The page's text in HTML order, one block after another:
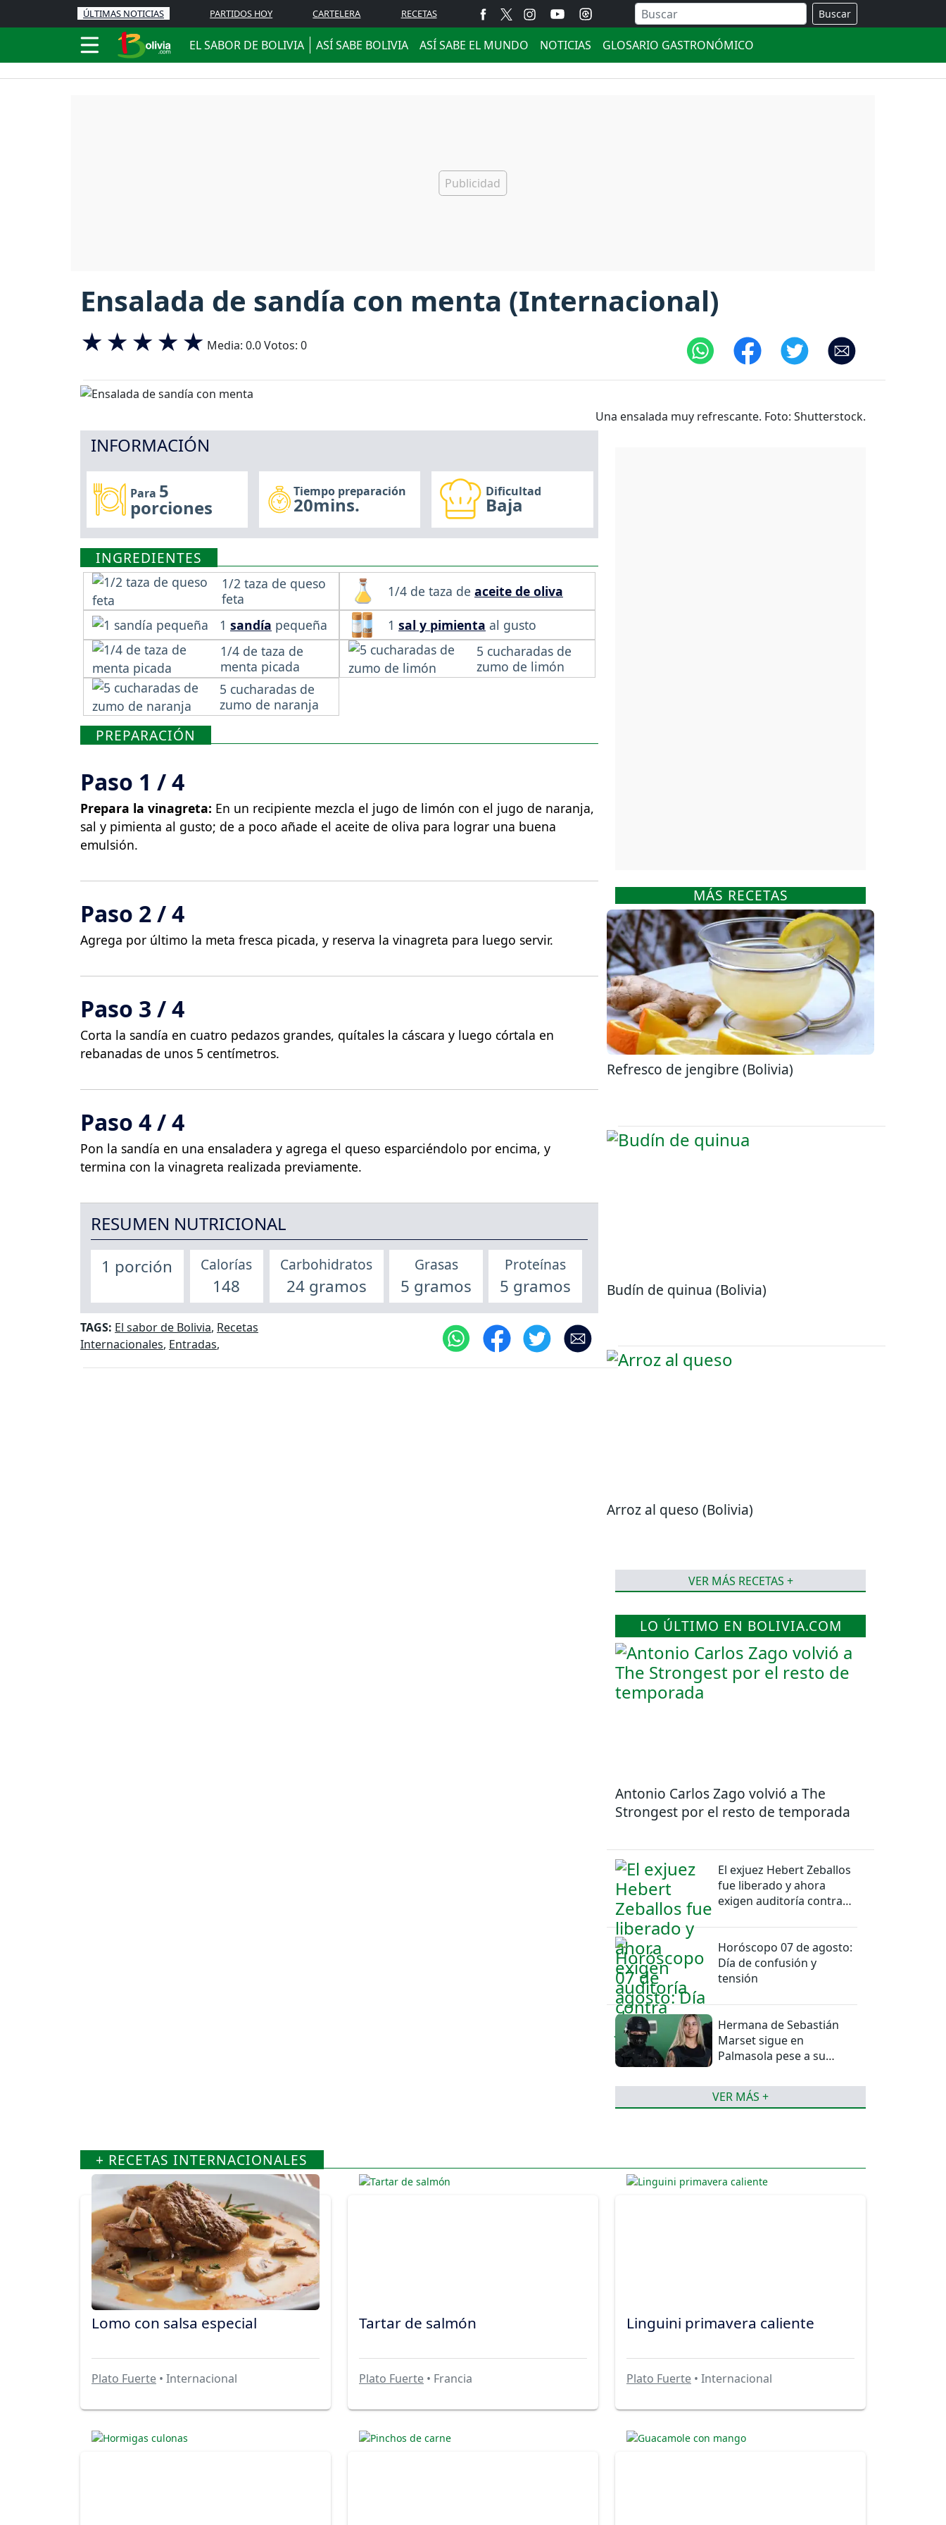
ÚLTIMAS NOTICIAS PARTIDOS HOY CARTELERA RECETAS Buscar
EL SABOR DE BOLIVIA ASÍ SABE BOLIVIA ASÍ SABE EL MUNDO NOTICIAS GLOSARIO GASTRONÓMICO
Ensalada de sandía con menta (Internacional)
Media: 0.0Votos: 0
Una ensalada muy refrescante. Foto: Shutterstock.
INFORMACIÓN
Para 5
porciones
Tiempo preparación
20mins.
Dificultad
Baja
INGREDIENTES
1/2 taza de queso
feta
1/4 de taza de aceite de oliva
1 sandía pequeña 1 sal y pimienta al gusto
1/4 de taza de
menta picada
5 cucharadas de
zumo de limón
5 cucharadas de
zumo de naranja
PREPARACIÓN
Paso 1 / 4
Prepara la vinagreta: En un recipiente mezcla el jugo de limón con el jugo de naranja,
sal y pimienta al gusto; de a poco añade el aceite de oliva para lograr una buena
emulsión.
Paso 2 / 4
Agrega por último la meta fresca picada, y reserva la vinagreta para luego servir.
Paso 3 / 4
Corta la sandía en cuatro pedazos grandes, quítales la cáscara y luego córtala en
rebanadas de unos 5 centímetros.
Paso 4 / 4
Pon la sandía en una ensaladera y agrega el queso esparciéndolo por encima, y
termina con la vinagreta realizada previamente.
RESUMEN NUTRICIONAL
1 porción Calorías
148
Carbohidratos
24 gramos
Grasas
5 gramos
Proteínas
5 gramos
TAGS: El sabor de Bolivia, Recetas
Internacionales, Entradas,
MÁS RECETAS
Refresco de jengibre (Bolivia)
Budín de quinua (Bolivia)
Arroz al queso (Bolivia)
VER MÁS RECETAS +
LO ÚLTIMO EN BOLIVIA.COM
Antonio Carlos Zago volvió a The
Strongest por el resto de temporada
El exjuez Hebert Zeballos
fue liberado y ahora
exigen auditoría contra
Horóscopo 07 de agosto:
Día de confusión y
tensión
Hermana de Sebastián
Marset sigue en
Palmasola pese a su
VER MÁS +
+ RECETAS INTERNACIONALES
Lomo con salsa especial
Plato Fuerte • Internacional
Tartar de salmón
Plato Fuerte • Francia
Linguini primavera caliente
Plato Fuerte • Internacional